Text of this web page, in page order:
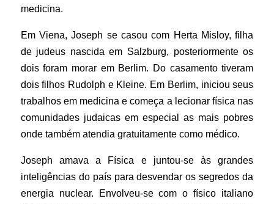
medicina.
Em Viena, Joseph se casou com Herta Misloy, filha
de judeus nascida em Salzburg, posteriormente os
dois foram morar em Berlim. Do casamento tiveram
dois filhos Rudolph e Kleine. Em Berlim, iniciou seus
trabalhos em medicina e começa a lecionar física nas
comunidades judaicas em especial as mais pobres
onde também atendia gratuitamente como médico.
Joseph amava a Física e juntou-se às grandes
inteligências do país para desvendar os segredos da
energia nuclear. Envolveu-se com o físico italiano